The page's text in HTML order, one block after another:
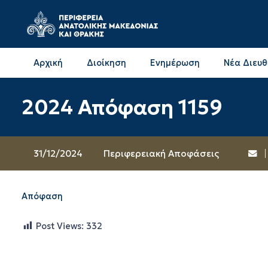
Αρχική Διοίκηση Ενημέρωση Νέα
2024 Απόφαση 1159
31/12/2024 Περιφερειακή Αποφάσεις
Απόφαση
Post Views: 332